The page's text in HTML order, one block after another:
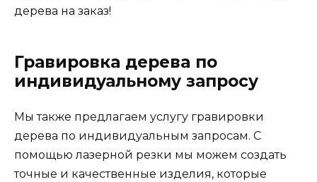
дерева на заказ!
Гравировка дерева по
индивидуальному запросу
Мы также предлагаем услугу гравировки
дерева по индивидуальным запросам. С
помощью лазерной резки мы можем создать
точные и качественные изделия, которые